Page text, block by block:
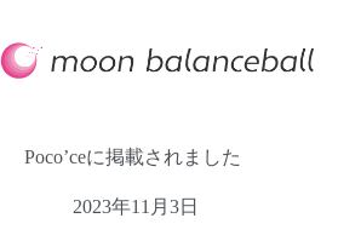
テ
Poco’ceに掲載されました
2023年11月3日